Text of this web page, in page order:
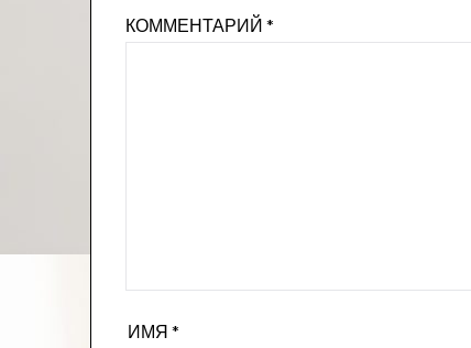
КОММЕНТАРИЙ*
ИМЯ*